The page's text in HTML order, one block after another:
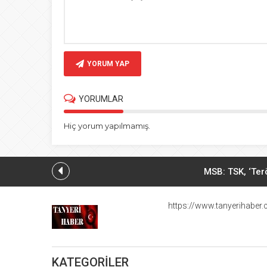
YORUM YAP
YORUMLAR
Hiç yorum yapılmamış.
MSB: TSK,
https://
KATEGORİLER